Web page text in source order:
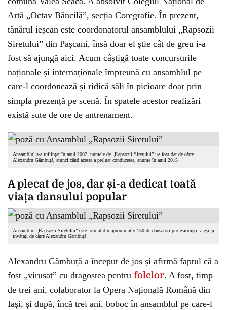
Artă „Octav Băncilă”, secția Coregrafie. În prezent,
tânărul ieșean este coordonatorul ansamblului „Rapsozii
Siretului” din Pașcani, însă doar el știe cât de greu i-a
fost să ajungă aici. Acum câștigă toate concursurile
naționale și internaționale împreună cu ansamblul pe
care-l coordonează și ridică săli în picioare doar prin
simpla prezență pe scenă. În spatele acestor realizări
există sute de ore de antrenament.
Ansamblul s-a înființat în anul 2002, numele de „Rapsozii Siretului” i-a fost dat de către
Alexandru Gâmbuță, atunci când acesta a preluat conducerea, anume în anul 2015
A plecat de jos, dar și-a dedicat toată
viața dansului popular
Ansamblul „Rapsozii Siretului” este format din aproximativ 150 de dansatori profesioniști, aleși și
învățați de către Alexandru Gâmbuță
Alexandru Gâmbuță a început de jos și afirmă faptul că a
fost „virusat” cu dragostea pentru folclor. A fost, timp
de trei ani, colaborator la Opera Națională Română din
Iași, și după, încă trei ani, boboc în ansamblul pe care-l